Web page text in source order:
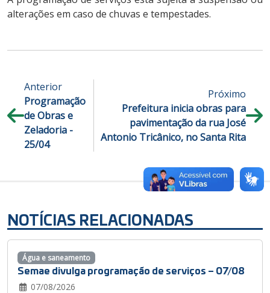
alterações em caso de chuvas e tempestades.
Anterior
Programação
de Obras e
Zeladoria -
25/04
Próximo
Prefeitura inicia obras para
pavimentação da rua José
Antonio Tricânico, no Santa Rita
NOTÍCIAS RELACIONADAS
Semae divulga programação de serviços – 07/08
07/08/2026
Água e saneamento